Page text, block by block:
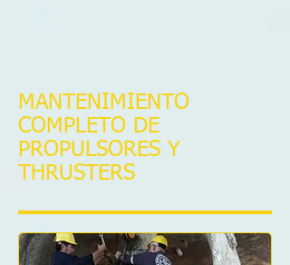
MANTENIMIENTO
COMPLETO DE
PROPULSORES Y
THRUSTERS